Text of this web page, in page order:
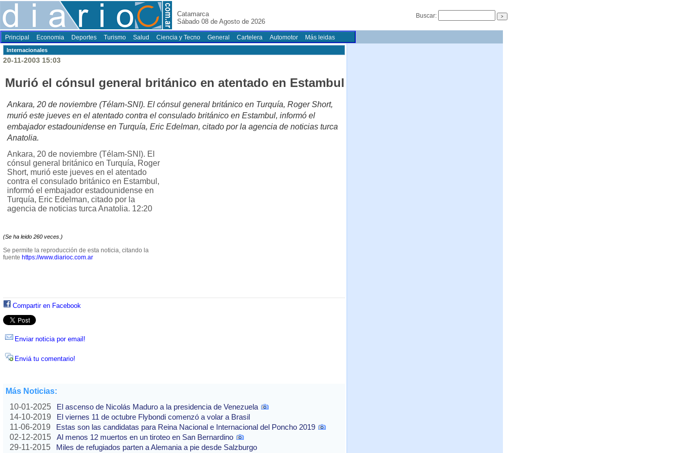
Catamarca
Sábado 08 de Agosto de 2026
Buscar:
Principal Economia Deportes Turismo Salud Ciencia y Tecno General Cartelera Automotor Más leidas
Internacionales
20-11-2003 15:03
Murió el cónsul general británico en atentado en Estambul
Ankara, 20 de noviembre (Télam-SNI). El cónsul general británico en Turquía, Roger Short,
murió este jueves en el atentado contra el consulado británico en Estambul, informó el
embajador estadounidense en Turquía, Eric Edelman, citado por la agencia de noticias turca
Anatolia.
Ankara, 20 de noviembre (Télam-SNI). El
cónsul general británico en Turquía, Roger
Short, murió este jueves en el atentado
contra el consulado británico en Estambul,
informó el embajador estadounidense en
Turquía, Eric Edelman, citado por la
agencia de noticias turca Anatolia. 12:20
(Se ha leido 260 veces.)
Se permite la reproducción de esta noticia, citando la
fuente https://www.diarioc.com.ar
Compartir en Facebook
Enviar noticia por email!
Enviá tu comentario!
Más Noticias:
10-01-2025
El ascenso de Nicolás Maduro a la presidencia de Venezuela
14-10-2019
El viernes 11 de octubre Flybondi comenzó a volar a Brasil
11-06-2019
Estas son las candidatas para Reina Nacional e Internacional del Poncho 2019
02-12-2015
Al menos 12 muertos en un tiroteo en San Bernardino
29-11-2015
Miles de refugiados parten a Alemania a pie desde Salzburgo